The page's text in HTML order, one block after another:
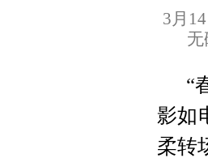
3月
无
“
影如
柔转